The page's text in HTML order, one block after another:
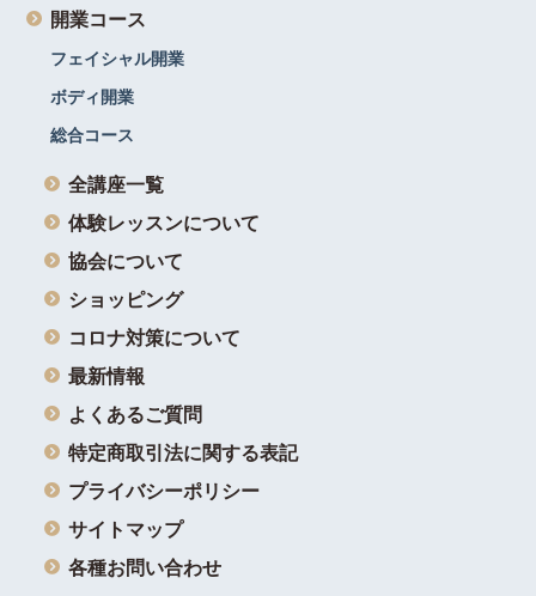
開業コース
フェイシャル開業
ボディ開業
総合コース
全講座一覧
体験レッスンについて
協会について
ショッピング
コロナ対策について
最新情報
よくあるご質問
特定商取引法に関する表記
プライバシーポリシー
サイトマップ
各種お問い合わせ